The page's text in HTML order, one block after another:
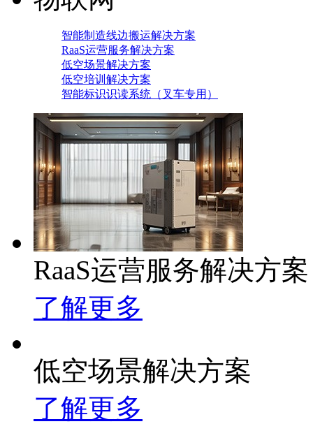
智能制造线边搬运解决方案
RaaS运营服务解决方案
低空场景解决方案
低空培训解决方案
智能标识识读系统（叉车专用）
RaaS运营服务解决方案
了解更多
低空场景解决方案
了解更多